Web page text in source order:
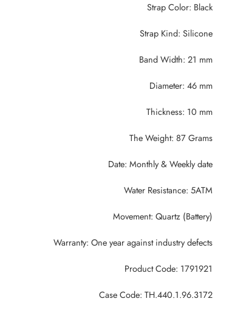
Strap Color: Black
Strap Kind: Silicone
Band Width: 21 mm
Diameter: 46 mm
Thickness: 10 mm
The Weight: 87 Grams
Date: Monthly & Weekly date
Water Resistance: 5ATM
Movement: Quartz (Battery)
Warranty: One year against industry defects
Product Code: 1791921
Case Code: TH.440.1.96.3172